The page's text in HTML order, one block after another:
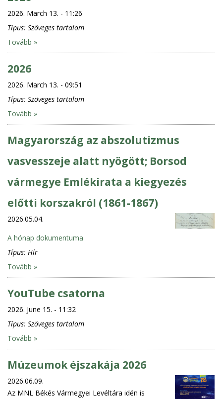
2026. March 13. - 11:26
Típus: Szöveges tartalom
Tovább »
2026
2026. March 13. - 09:51
Típus: Szöveges tartalom
Tovább »
Magyarország az abszolutizmus
vasvesszeje alatt nyögött; Borsod
vármegye Emlékirata a kiegyezés
előtti korszakról (1861-1867)
2026.05.04.
A hónap dokumentuma
Típus: Hír
Tovább »
YouTube csatorna
2026. June 15. - 11:32
Típus: Szöveges tartalom
Tovább »
Múzeumok éjszakája 2026
2026.06.09.
Az MNL Békés Vármegyei Levéltára idén is